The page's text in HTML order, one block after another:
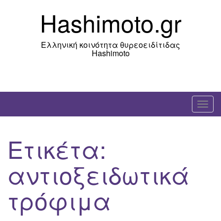
Hashimoto.gr
Ελληνική κοινότητα θυρεοειδίτιδας
Hashimoto
T
o
Ετικέτα:
αντιοξειδωτικά
τρόφιμα